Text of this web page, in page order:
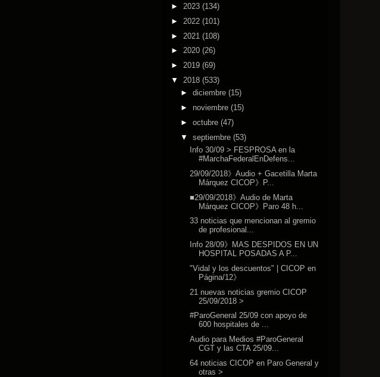
► 2023 (134)
► 2022 (101)
► 2021 (108)
► 2020 (26)
► 2019 (69)
▼ 2018 (533)
► diciembre (15)
► noviembre (15)
► octubre (47)
▼ septiembre (53)
Info 30/09 > FESPROSA en la
#MarchaFederalEnDefens...
29/09/2018》Audio + Gacetilla Marta
Márquez CICOP》P...
■29/09/2018》Audio de Marta
Márquez CICOP》Paro 48 h...
33 noticias que mencionan al gremio
de profesional...
Info 28/09》MAS DESPIDOS EN UN
HOSPITAL POSADAS A P...
"Vidal y los descuentos" | CICOP en
Página/12》
21 nuevas noticias gremio CICOP
25/09/2018 >
#ParoGeneral 25/09 con apoyo de
600 hospitales de ...
Audio para Medios #ParoGeneral
CGT y las CTA 25/09...
64 noticias CICOP en Paro General y
otras >